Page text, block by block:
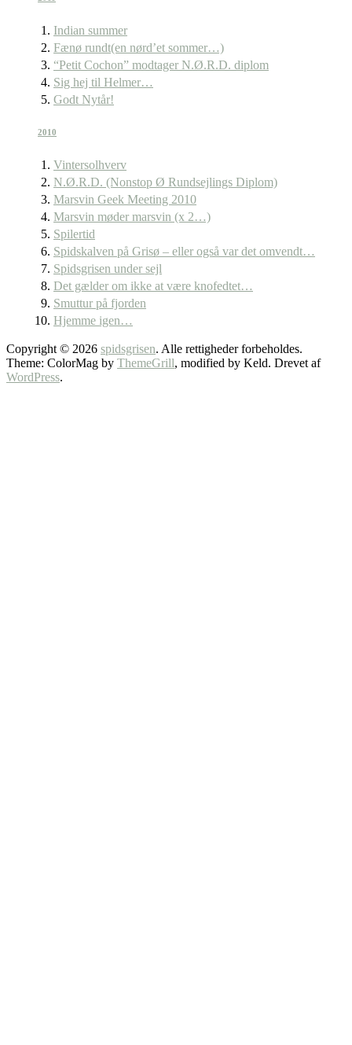
Indian summer
Fænø rundt(en nørd’et sommer…)
“Petit Cochon” modtager N.Ø.R.D. diplom
Sig hej til Helmer…
Godt Nytår!
2010
Vintersolhverv
N.Ø.R.D. (Nonstop Ø Rundsejlings Diplom)
Marsvin Geek Meeting 2010
Marsvin møder marsvin (x 2…)
Spilertid
Spidskalven på Grisø – eller også var det omvendt…
Spidsgrisen under sejl
Det gælder om ikke at være knofedtet…
Smuttur på fjorden
Hjemme igen…
Copyright © 2026 spidsgrisen. Alle rettigheder forbeholdes.
Theme: ColorMag by ThemeGrill, modified by Keld. Drevet af
WordPress.